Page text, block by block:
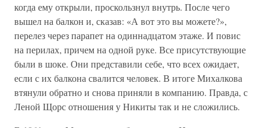
когда ему открыли, проскользнул внутрь. После чего
вышел на балкон и, сказав: «А вот это вы можете?»,
перелез через парапет на одиннадцатом этаже. И повис
на перилах, причем на одной руке. Все присутствующие
были в шоке. Они представили себе, что всех ожидает,
если с их балкона свалится человек. В итоге Михалкова
втянули обратно и снова приняли в компанию. Правда, с
Леной Щорс отношения у Никиты так и не сложились.